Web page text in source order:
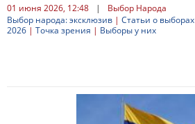
01 июня 2026, 12:48 |
Выбор Народа
Выбор народа: эксклюзив | Статьи о выборах
2026 | Точка зрения | Выборы у них